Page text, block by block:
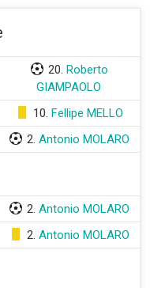
20. Roberto
GIAMPAOLO
10. Fellipe MELLO
2. Antonio MOLARO
2. Antonio MOLARO
2. Antonio MOLARO